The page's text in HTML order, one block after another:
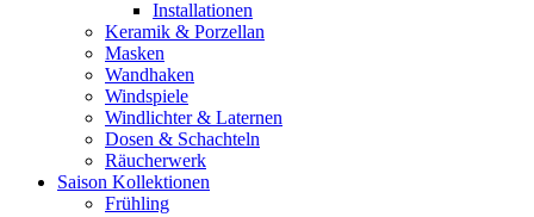
Installationen
Keramik & Porzellan
Masken
Wandhaken
Windspiele
Windlichter & Laternen
Dosen & Schachteln
Räucherwerk
Saison Kollektionen
Frühling